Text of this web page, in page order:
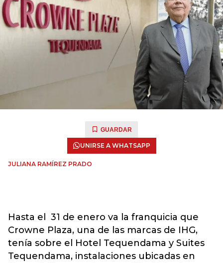
GUARDAR
UNIRSE A WHATSAPP
JULIANA RAMÍREZ PRADO
Hasta el 31 de enero va la franquicia que
Crowne Plaza, una de las marcas de IHG,
tenía sobre el Hotel Tequendama y Suites
Tequendama, instalaciones ubicadas en